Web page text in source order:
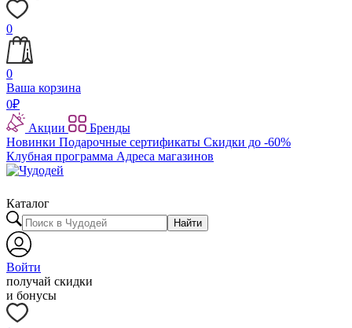
0
0
Ваша корзина
0₽
Акции
Бренды
Новинки Подарочные сертификаты Скидки до -60%
Клубная программа Адреса магазинов
Каталог
Найти
Войти
получай скидки
и бонусы